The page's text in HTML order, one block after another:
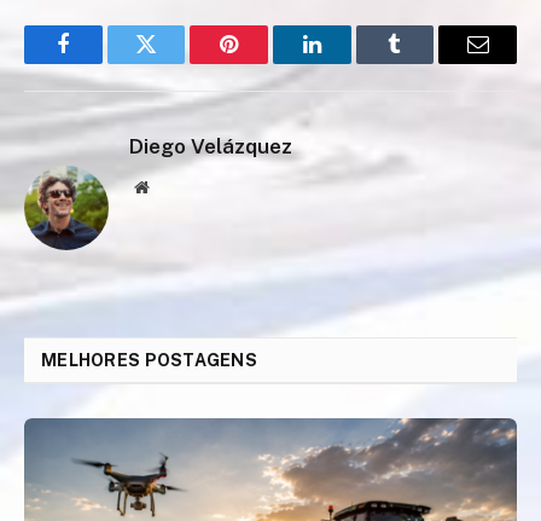
FacebookTwitter Pinterest LinkedInTumblr Email
Diego Velázquez
Website
MELHORES POSTAGENS